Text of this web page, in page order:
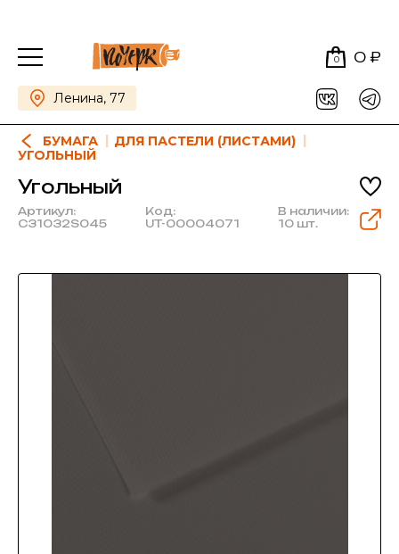
0 0 ₽
Ленина, 77
БУМАГА
ДЛЯ ПАСТЕЛИ (ЛИСТАМИ)
УГОЛЬНЫЙ
Угольный
Артикул:
C31032S045
Код:
UT-00004071
В наличии:
10 шт.